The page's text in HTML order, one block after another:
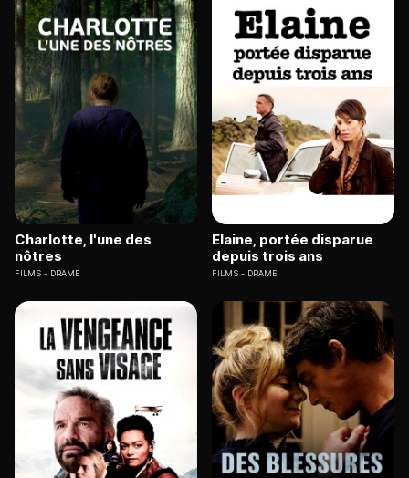
Charlotte, l'une des
nôtres
FILMS DRAME
Elaine, portée disparue
depuis trois ans
FILMS DRAME